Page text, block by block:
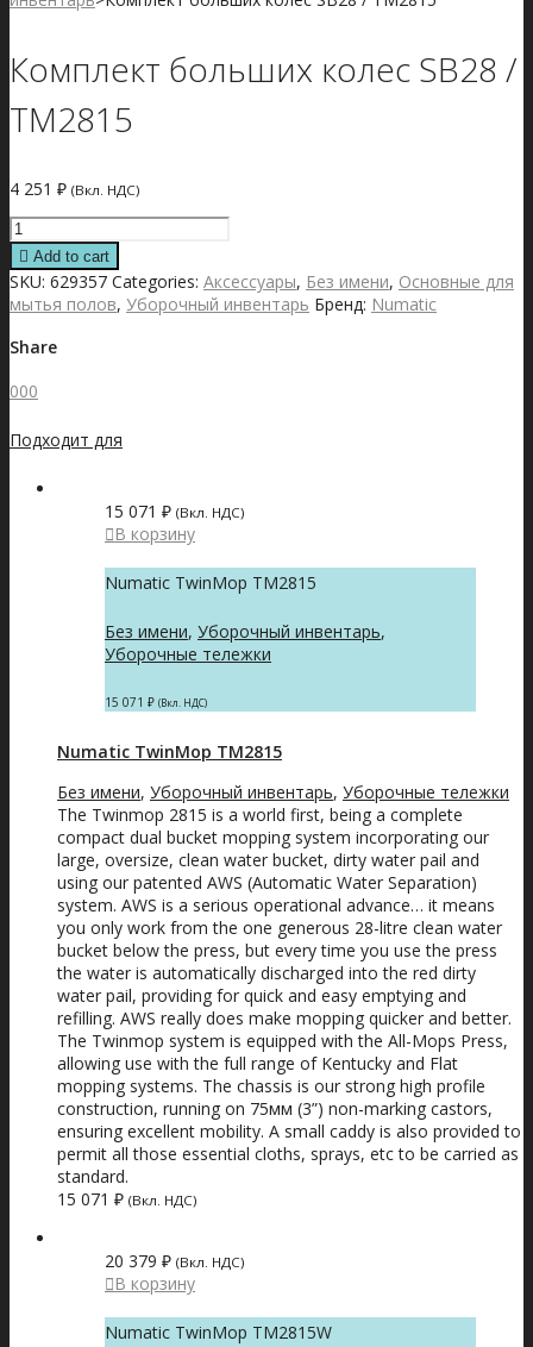
Комплект больших колес SB28 /
TM2815
4 251 ₽ (Вкл. НДС)
Комплект
больших
колес
SB28
/
TM2815
Add to cart
SKU: 629357 Categories: Аксессуары, Без имени, Основные для
мытья полов, Уборочный инвентарь Бренд: Numatic
Share
000
Подходит для
15 071 ₽ (Вкл. НДС)
В корзину
Numatic TwinMop TM2815
Без имени, Уборочный инвентарь,
Уборочные тележки
15 071 ₽ (Вкл. НДС)
Numatic TwinMop TM2815
Без имени, Уборочный инвентарь, Уборочные тележки
The Twinmop 2815 is a world first, being a complete
compact dual bucket mopping system incorporating our
large, oversize, clean water bucket, dirty water pail and
using our patented AWS (Automatic Water Separation)
system. AWS is a serious operational advance… it means
you only work from the one generous 28-litre clean water
bucket below the press, but every time you use the press
the water is automatically discharged into the red dirty
water pail, providing for quick and easy emptying and
refilling. AWS really does make mopping quicker and better.
The Twinmop system is equipped with the All-Mops Press,
allowing use with the full range of Kentucky and Flat
mopping systems. The chassis is our strong high profile
construction, running on 75мм (3”) non-marking castors,
ensuring excellent mobility. A small caddy is also provided to
permit all those essential cloths, sprays, etc to be carried as
standard.
15 071 ₽ (Вкл. НДС)
20 379 ₽ (Вкл. НДС)
В корзину
Numatic TwinMop TM2815W